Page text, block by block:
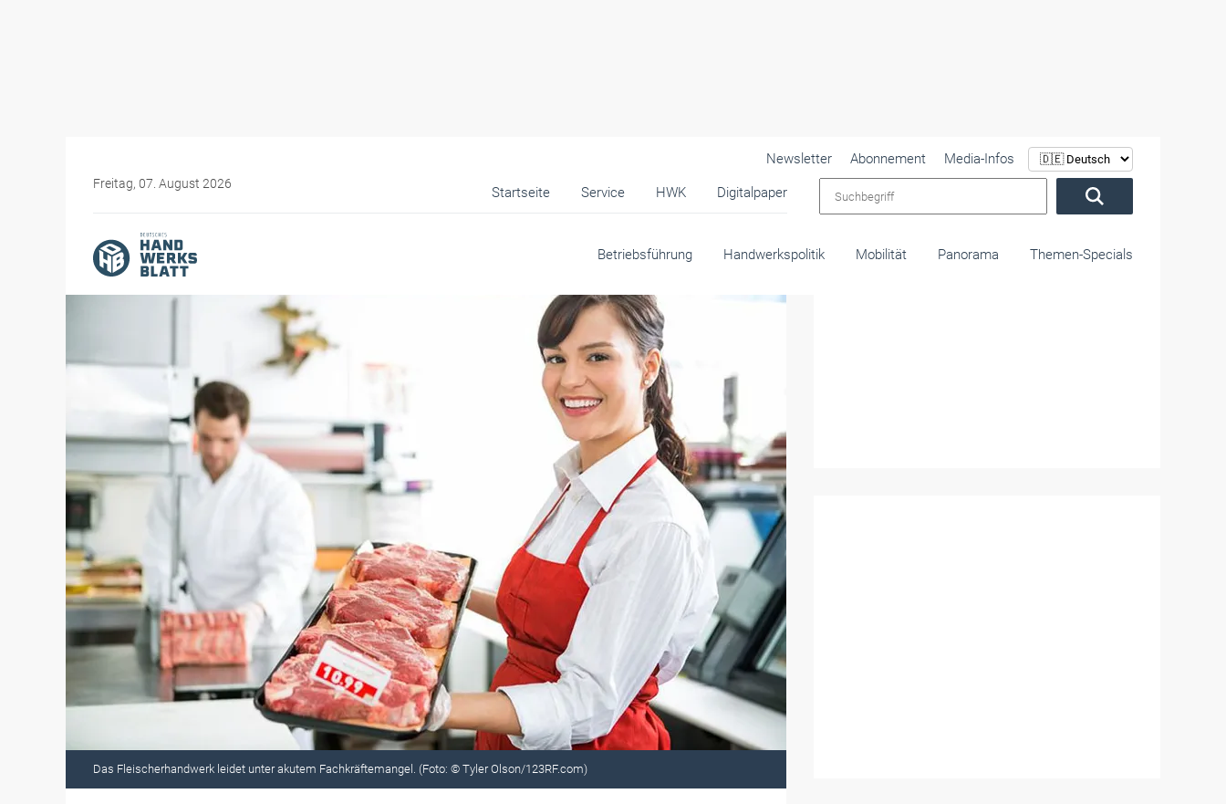
Freitag, 07. August 2026
Startseite Service HWK Digitalpaper
Newsletter Abonnement
Media-Infos
Betriebsführung Handwerkspolitik Mobilität Panorama Themen-Specials
Das Fleischerhandwerk leidet unter akutem Fachkräftemangel. (Foto: © Tyler Olson/123RF.com)